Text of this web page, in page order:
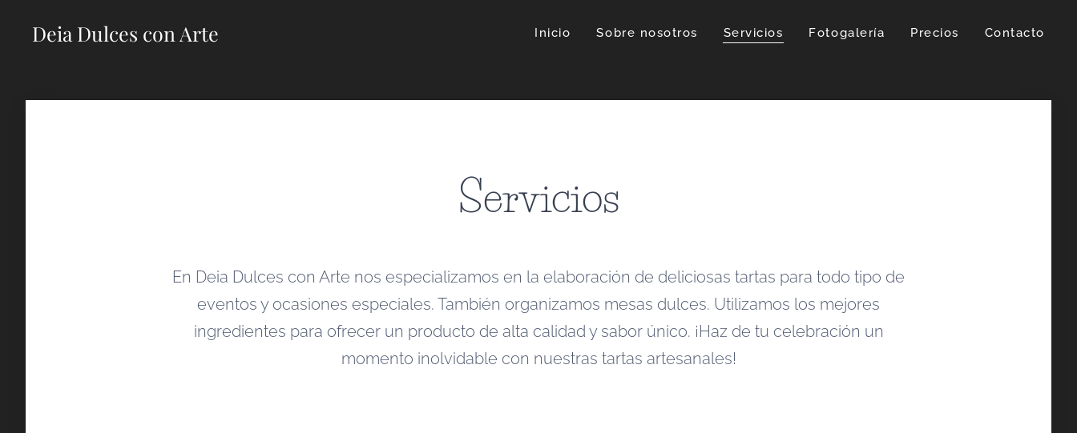
Deia Dulces con Arte Inicio Sobre nosotros Servicios Fotogalería Precios Contacto
Servicios
En Deia Dulces con Arte nos especializamos en la elaboración de deliciosas tartas para todo tipo de
eventos y ocasiones especiales. También organizamos mesas dulces. Utilizamos los mejores
ingredientes para ofrecer un producto de alta calidad y sabor único. ¡Haz de tu celebración un
momento inolvidable con nuestras tartas artesanales!